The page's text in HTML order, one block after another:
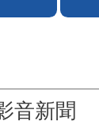
音新聞